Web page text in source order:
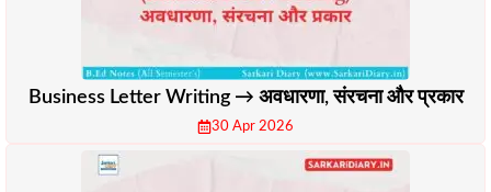
Business Letter Writing → अवधारणा, संरचना और प्रकार
30 Apr 2026